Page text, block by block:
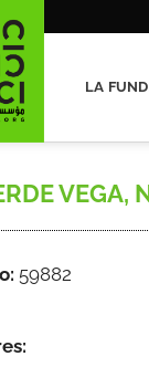
LA
59882